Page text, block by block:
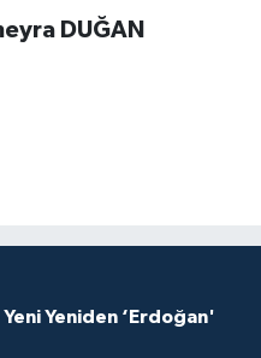
DUĞAN
Yeni Yeniden ‘Erdoğan'